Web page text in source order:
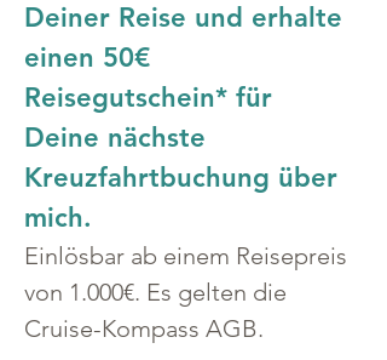
Deiner Reise und erhalte
einen 50€
Reisegutschein* für
Deine nächste
Kreuzfahrtbuchung über
mich.
Einlösbar ab einem Reisepreis
von 1.000€. Es gelten die
Cruise-Kompass AGB.